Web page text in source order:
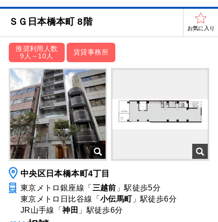
ＳＧ⽇本橋本町 8階
お気に入り
推奨利用人数
9人～10人
賃貸事務所
中央区日本橋本町4丁目
東京メトロ銀座線「 三越前 」駅徒歩5分
東京メトロ日比谷線「 小伝馬町 」駅徒歩6分
JR山手線「神田 」駅徒歩6分